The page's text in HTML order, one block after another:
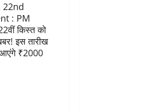
22nd
: PM
किस्त को
इस तारीख
₹2000